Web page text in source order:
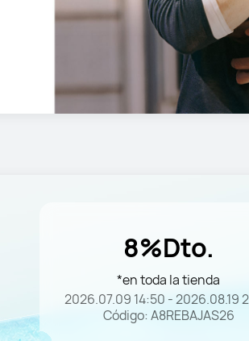
8%Dto.
*en toda la tienda
2026.07.09 14:50 - 2026.08.19
Código: A8REBAJAS26